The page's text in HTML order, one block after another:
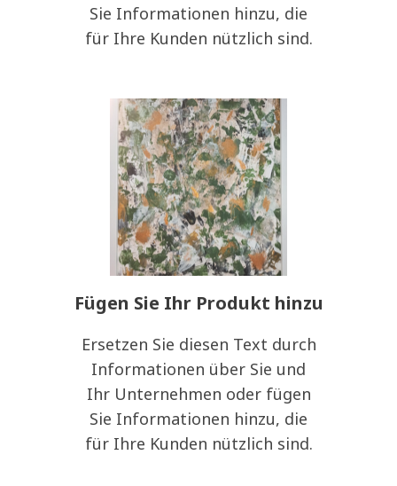
Sie Informationen hinzu, die
für Ihre Kunden nützlich sind.
Fügen Sie Ihr Produkt hinzu
Ersetzen Sie diesen Text durch
Informationen über Sie und
Ihr Unternehmen oder fügen
Sie Informationen hinzu, die
für Ihre Kunden nützlich sind.